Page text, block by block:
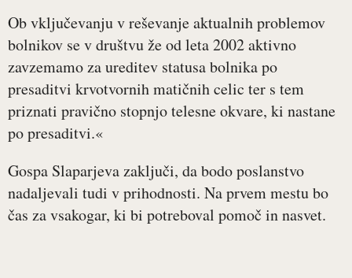
Ob vključevanju v reševanje aktualnih problemov
bolnikov se v društvu že od leta 2002 aktivno
zavzemamo za ureditev statusa bolnika po
presaditvi krvotvornih matičnih celic ter s tem
priznati pravično stopnjo telesne okvare, ki nastane
po presaditvi.«
Gospa Slaparjeva zaključi, da bodo poslanstvo
nadaljevali tudi v prihodnosti. Na prvem mestu bo
čas za vsakogar, ki bi potreboval pomoč in nasvet.